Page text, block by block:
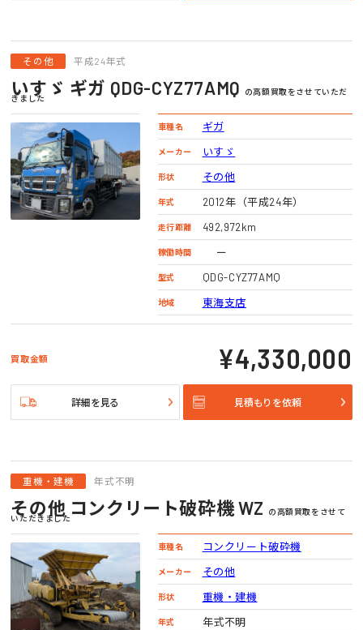
その他 平成24年式
いすゞ ギガ QDG-CYZ77AMQ の高額買取をさせていただ
きました
車種名 ギガ
メーカー いすゞ
形状 その他
年式 2012年（平成24年）
走行距離 492,972km
稼働時間 ー
型式 QDG-CYZ77AMQ
地域 東海支店
買取金額 ¥4,330,000
詳細を見る 見積もりを依頼
重機・建機 年式不明
その他 コンクリート破砕機 WZ の高額買取をさせて
いただきました
車種名 コンクリート破砕機
メーカー その他
形状 重機・建機
年式 年式不明